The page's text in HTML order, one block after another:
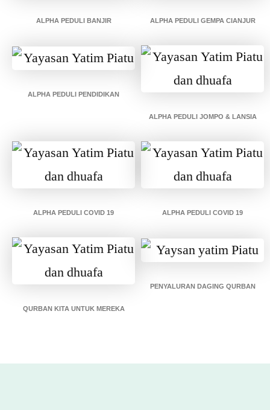
ALPHA PEDULI BANJIR ALPHA PEDULI GEMPA CIANJUR
ALPHA PEDULI PENDIDIKAN
ALPHA PEDULI JOMPO & LANSIA
ALPHA PEDULI COVID 19 ALPHA PEDULI COVID 19
QURBAN KITA UNTUK MEREKA
PENYALURAN DAGING QURBAN